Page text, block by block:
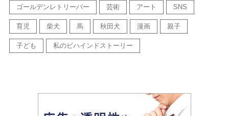
ゴールデンレトリーバー 芸術 アート SNS
育児 柴犬 馬 秋田犬 漫画 親子
子ども 私のビハインドストーリー